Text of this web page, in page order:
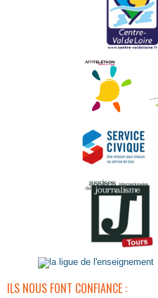
ILS NOUS FONT CONFIANCE :